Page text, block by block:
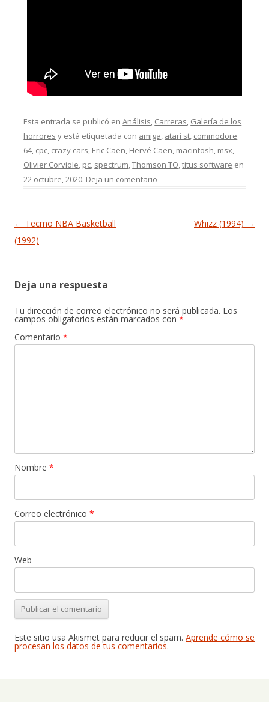
Esta entrada se publicó enAnálisis, Carreras, Galería de los
horrores y está etiquetada con amiga, atari st, commodore
64, cpc, crazy cars, Eric Caen, Hervé Caen, macintosh, msx,
Olivier Corviole, pc, spectrum,Thomson TO,titus software en
22 octubre, 2020. Deja un comentario
Navegación de entradas
← Tecmo NBA Basketball
(1992)
Whizz (1994) →
Deja una respuesta
Tu dirección de correo electrónico no será publicada. Los
campos obligatorios están marcados con *
Comentario *
Nombre *
Correo electrónico *
Web
Este sitio usa Akismet para reducir el spam. Aprende cómo se
procesan los datos de tus comentarios.